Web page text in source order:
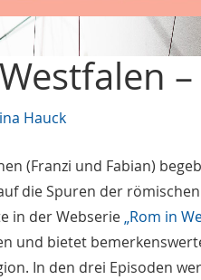
Hauck
(Franzi und Fabian)
die Spuren der
in der Webserie„Rom in
und bietet
In den drei Episoden